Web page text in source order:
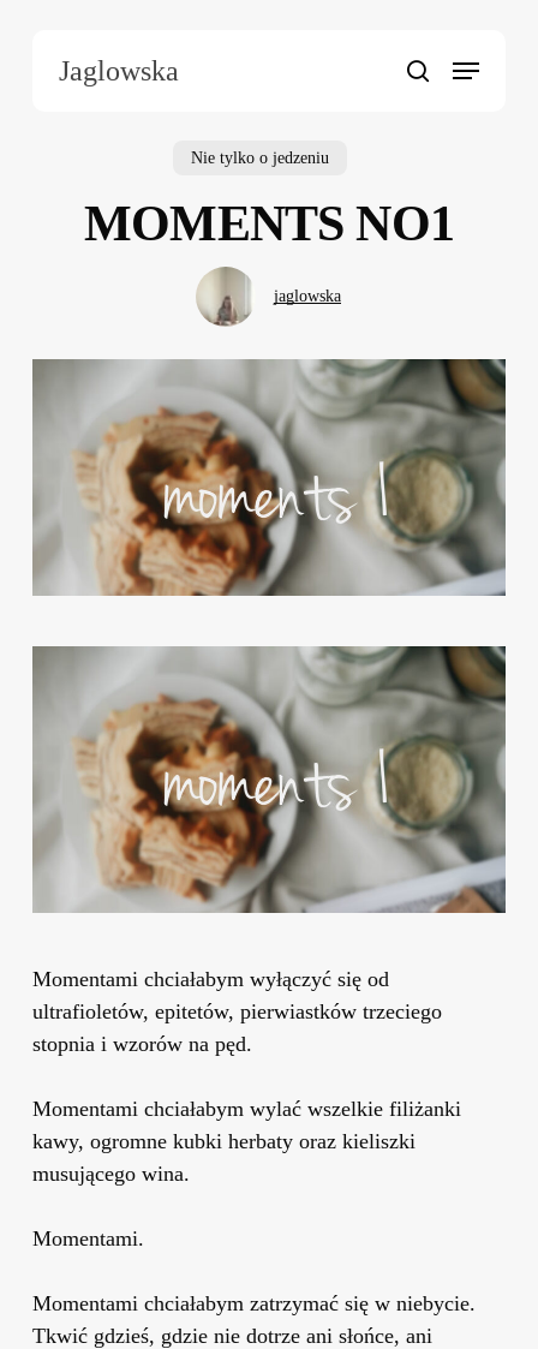
Jaglowska search
Menu
Nie tylko o jedzeniu
MOMENTS NO1
jaglowska
Momentami chciałabym wyłączyć się od
ultrafioletów, epitetów, pierwiastków trzeciego
stopnia i wzorów na pęd.
Momentami chciałabym wylać wszelkie filiżanki
kawy, ogromne kubki herbaty oraz kieliszki
musującego wina.
Momentami.
Momentami chciałabym zatrzymać się w niebycie.
Tkwić gdzieś, gdzie nie dotrze ani słońce, ani